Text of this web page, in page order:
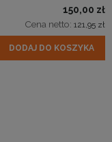
150,00 zł
Cena netto: 121,95 zł
DODAJ DO KOSZYKA